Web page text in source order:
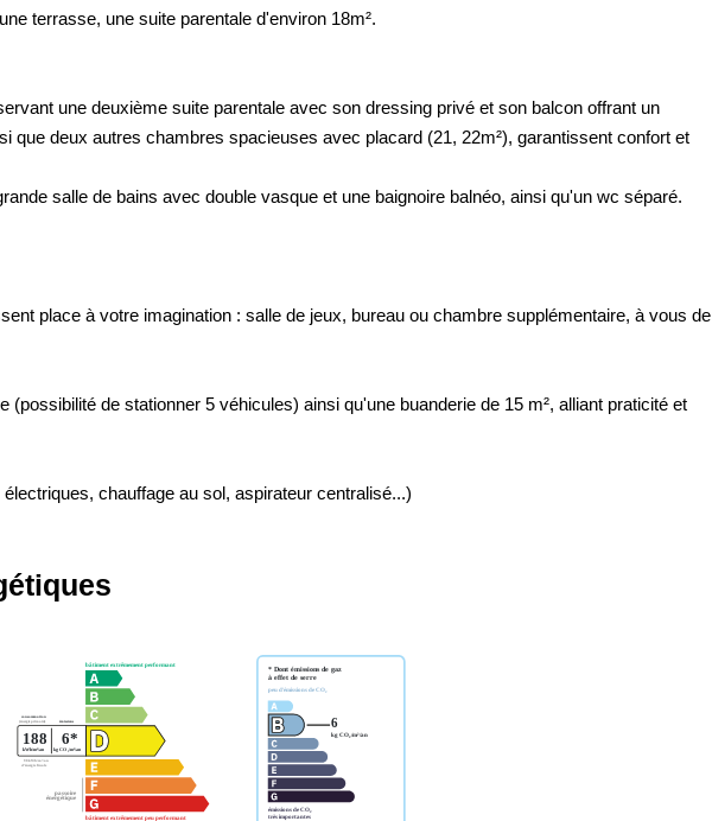
terrasse, une suite parentale d'environ 18m².
une deuxième suite parentale avec son dressing privé et son balcon offrant un
que deux autres chambres spacieuses avec placard (21, 22m²), garantissent confort et
salle de bains avec double vasque et une baignoire balnéo, ainsi qu'un wc séparé.
place à votre imagination : salle de jeux, bureau ou chambre supplémentaire, à vous de
(possibilité de stationner 5 véhicules) ainsi qu'une buanderie de 15 m², alliant praticité et
chauffage au sol, aspirateur centralisé...)